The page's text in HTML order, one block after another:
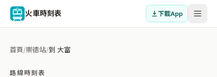
火車時刻表 下載App
首頁/崇德站/到 大富
路線時刻表